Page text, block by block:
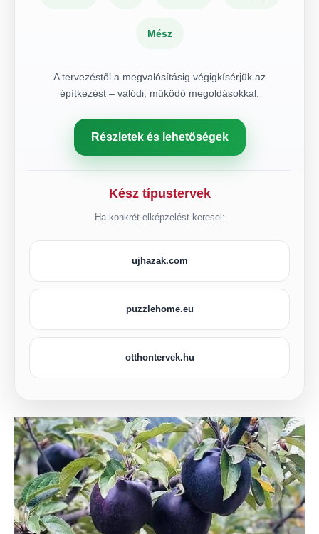
Mész
A tervezéstől a megvalósításig végigkísérjük az
építkezést – valódi, működő megoldásokkal.
Részletek és lehetőségek
Kész típustervek
Ha konkrét elképzelést keresel:
ujhazak.com
puzzlehome.eu
otthontervek.hu